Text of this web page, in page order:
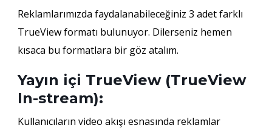
Reklamlarımızda faydalanabileceğiniz 3 adet farklı
TrueView formatı bulunuyor. Dilerseniz hemen
kısaca bu formatlara bir göz atalım.
Yayın içi TrueView (TrueView
In-stream):
Kullanıcıların video akışı esnasında reklamlar